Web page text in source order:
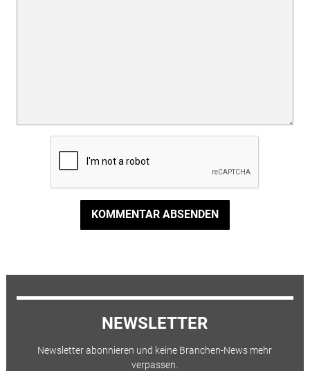
KOMMENTAR ABSENDEN
NEWSLETTER
Newsletter abonnieren und keine Branchen-News mehr
verpassen.